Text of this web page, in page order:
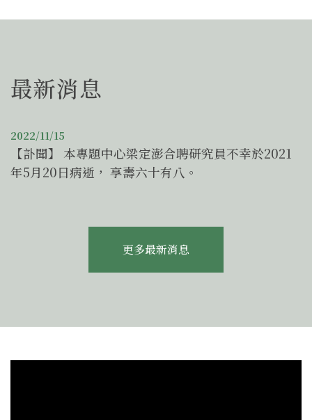
最新消息
2022/11/15
【訃聞】 本專題中心梁定澎合聘研究員不幸於2021
年5月20日病逝， 享壽六十有八。
更多最新消息